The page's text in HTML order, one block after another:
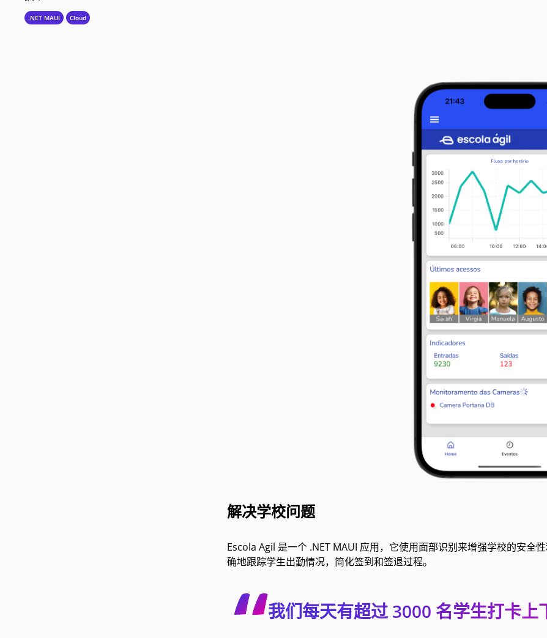
.NET MAUI Cloud
解决学校问题
Escola Agil 是一个 .NET MAUI 应用，它使用面部识别来增强学校的安全
确地跟踪学生出勤情况，简化签到和签退过程。
我们每天有超过 3000 名学生打卡